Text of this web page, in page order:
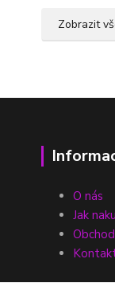
Zobrazit
O nás
Jak